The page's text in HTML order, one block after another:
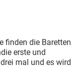
finden die Baretten
erste und
mal und es wird